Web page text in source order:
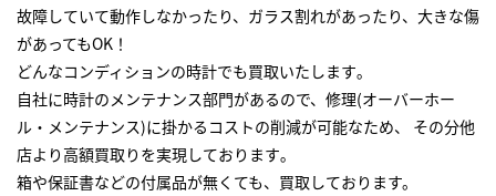
故障していて動作しなかったり、ガラス割れがあったり、大きな傷
があってもOK！
どんなコンディションの時計でも買取いたします｡
自社に時計のメンテナンス部門があるので、修理(オーバーホー
ル・メンテナンス)に掛かるコストの削減が可能なため、 その分他
店より高額買取りを実現しております｡
箱や保証書などの付属品が無くても、買取しております。